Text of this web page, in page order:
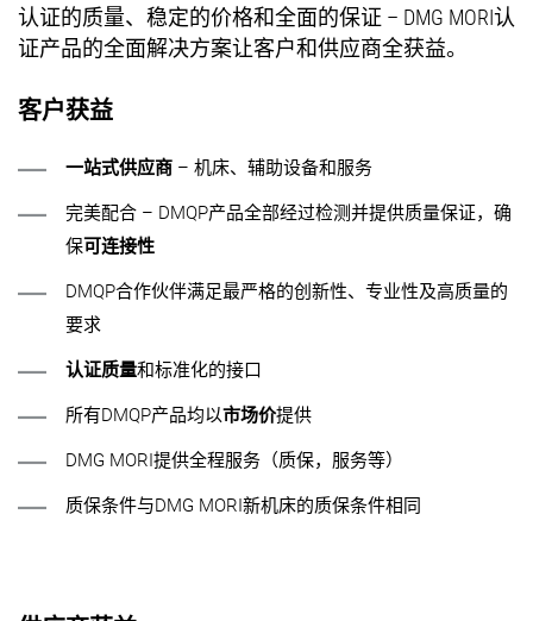
认证的质量、稳定的价格和全面的保证 – DMG MORI认
证产品的全面解决方案让客户和供应商全获益。
客户获益
一站式供应商 – 机床、辅助设备和服务
完美配合 – DMQP产品全部经过检测并提供质量保证，确
保可连接性
DMQP合作伙伴满足最严格的创新性、专业性及高质量的
要求
认证质量和标准化的接口
所有DMQP产品均以市场价提供
DMG MORI提供全程服务（质保，服务等）
质保条件与DMG MORI新机床的质保条件相同